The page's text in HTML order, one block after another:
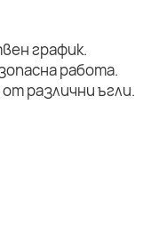
график.
работа.
различни ъгли.